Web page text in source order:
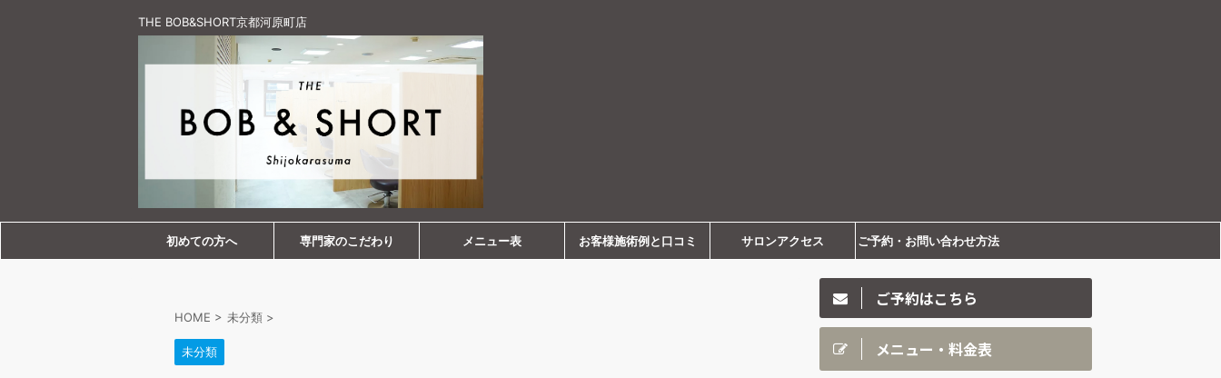
THE BOB&SHORT京都河原町店
初めての方へ 専門家のこだわり メニュー表 お客様施術例と口コミ サロンアクセス ご予約・お問い合わせ方法
HOME > 未分類 >
未分類
ご予約はこちら
メニュー・料金表